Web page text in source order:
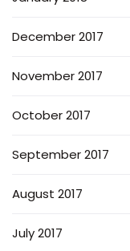
December 2017
November 2017
October 2017
September 2017
August 2017
July 2017